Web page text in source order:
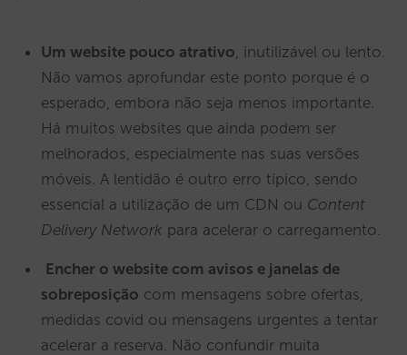
Um website pouco atrativo, inutilizável ou lento.
Não vamos aprofundar este ponto porque é o
esperado, embora não seja menos importante.
Há muitos websites que ainda podem ser
melhorados, especialmente nas suas versões
móveis. A lentidão é outro erro típico, sendo
essencial a utilização de um CDN ou Content
Delivery Network para acelerar o carregamento.
Encher o website com avisos e janelas de
sobreposição com mensagens sobre ofertas,
medidas covid ou mensagens urgentes a tentar
acelerar a reserva. Não confundir muita